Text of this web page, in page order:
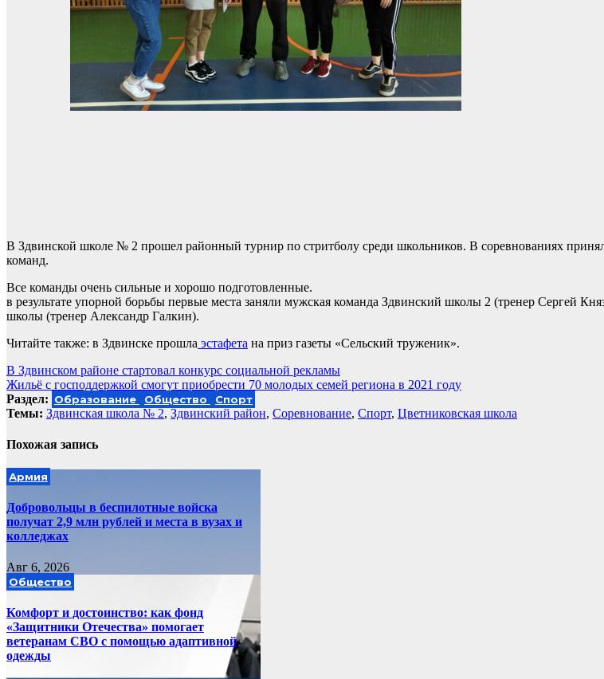
В Здвинской школе № 2 прошел районный турнир по стритболу среди школьников. В соревнованиях
команд.
Все команды очень сильные и хорошо подготовленные.
в результате упорной борьбы первые места заняли мужская команда Здвинский школы 2 (тренер Сергей
школы (тренер Александр Галкин).
Читайте также: в Здвинске прошла эстафета на приз газеты «Сельский труженик».
Навигация
по
записям
В Здвинском районе стартовал конкурс социальной рекламы
Жильё с господдержкой смогут приобрести 70 молодых семей региона в 2021 году
Раздел: Образование Общество Спорт
Темы: Здвинская школа № 2, Здвинский район, Соревнование, Спорт, Цветниковская школа
Похожая запись
Армия
Добровольцы в беспилотные войска
получат 2,9 млн рублей и места в вузах и
колледжах
Авг 6, 2026
Общество
Комфорт и достоинство: как фонд
«Защитники Отечества» помогает
ветеранам СВО с помощью адаптивной
одежды